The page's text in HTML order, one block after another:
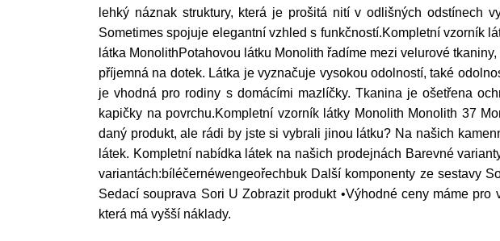
lehký náznak struktury, která je prošitá nití v odlišných odstínech
Sometimes spojuje elegantní vzhled s funkčností.Kompletní vzorník
látka MonolithPotahovou látku Monolith řadíme mezi velurové
příjemná na dotek. Látka je vyznačuje vysokou odolností, také
je vhodná pro rodiny s domácími mazlíčky. Tkanina je ošetřena
kapičky na povrchu.Kompletní vzorník látky Monolith Monolith 37
daný produkt, ale rádi by jste si vybrali jinou látku? Na našich
látek. Kompletní nabídka látek na našich prodejnách Barevné
variantách:bíléčernéwengeořechbuk Další komponenty ze sestavy
Sedací souprava Sori U Zobrazit produkt •Výhodné ceny máme
která má vyšší náklady.